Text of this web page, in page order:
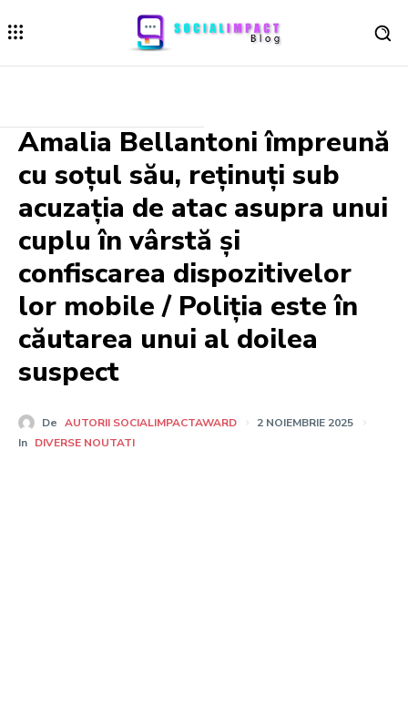
Amalia Bellantoni împreună
cu soțul său, reținuți sub
acuzația de atac asupra unui
cuplu în vârstă și
confiscarea dispozitivelor
lor mobile / Poliția este în
căutarea unui al doilea
suspect
De AUTORII SOCIALIMPACTAWARD
2 NOIEMBRIE 2025
In DIVERSE NOUTATI